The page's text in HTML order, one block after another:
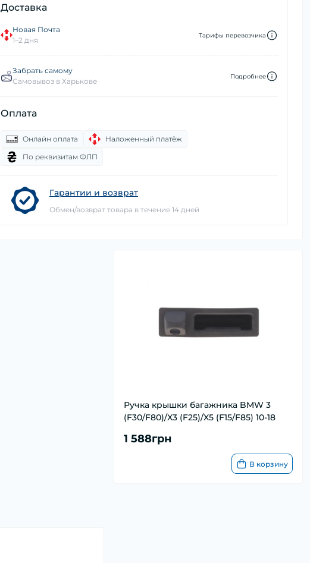
Доставка
Новая Почта
1–2 дня
Тарифы перевозчика
Забрать самому
Самовывоз в Харькове
Подробнее
Оплата
Онлайн оплата
Наложенный платёж
По реквизитам ФЛП
Гарантии и возврат
Обмен/возврат товара в течение 14 дней
Ручка крышки багажника BMW 3
(F30/F80)/X3 (F25)/X5 (F15/F85) 10-18
1 588грн
В корзину